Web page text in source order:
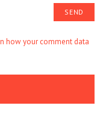
how your comment data